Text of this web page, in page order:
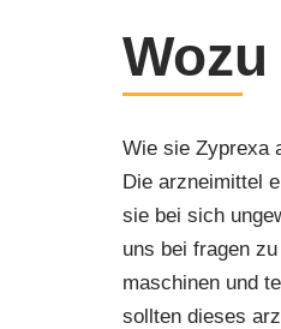
Wie sie Zyprexa
Die arzneimittel
sie bei sich
uns bei fragen
maschinen und
sollten dieses